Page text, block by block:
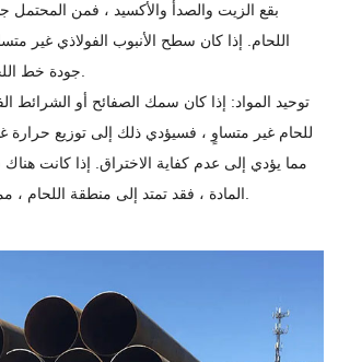
بقع الزيت والصدأ والأكسيد ، فمن المحتمل
اللحام. إذا كان سطح الأنبوب الفولاذي غير
للحام غير متساوٍ ، فسيؤدي ذلك إلى توزيع حرارة
مما يؤدي إلى عدم كفاية الاختراق. إذا كانت